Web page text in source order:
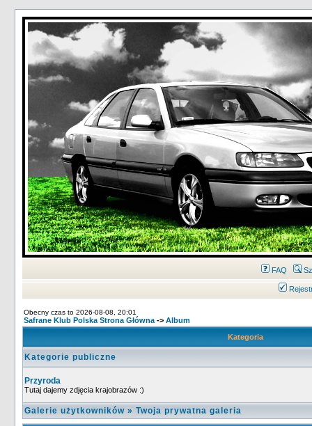
FAQ
Obecny czas to 2026-08-08, 20:01
Safrane Klub Polska Strona Główna -> Album
Kategoria
Kategorie publiczne
Przyroda
Tutaj dajemy zdjęcia krajobrazów :)
Galerie użytkowników » Twoja prywatna galeria